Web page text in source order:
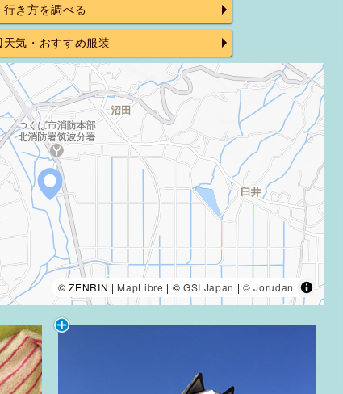
行き方を調べる
天気・おすすめ服装
© ZENRIN | MapLibre | © GSI Japan | © Jorudan